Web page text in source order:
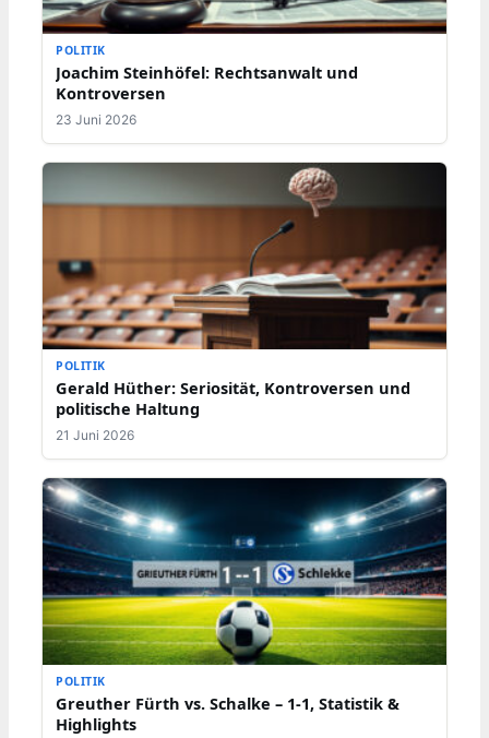
POLITIK
Joachim Steinhöfel: Rechtsanwalt und
Kontroversen
23 Juni 2026
POLITIK
Gerald Hüther: Seriosität, Kontroversen und
politische Haltung
21 Juni 2026
POLITIK
Greuther Fürth vs. Schalke – 1-1, Statistik &
Highlights